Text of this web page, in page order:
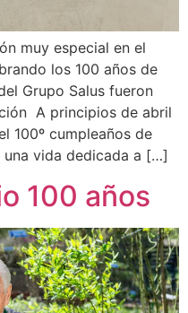
muy especial en el
los 100 años de
Grupo Salus fueron
A principios de abril
100º cumpleaños de
una vida dedicada a […]
100 años